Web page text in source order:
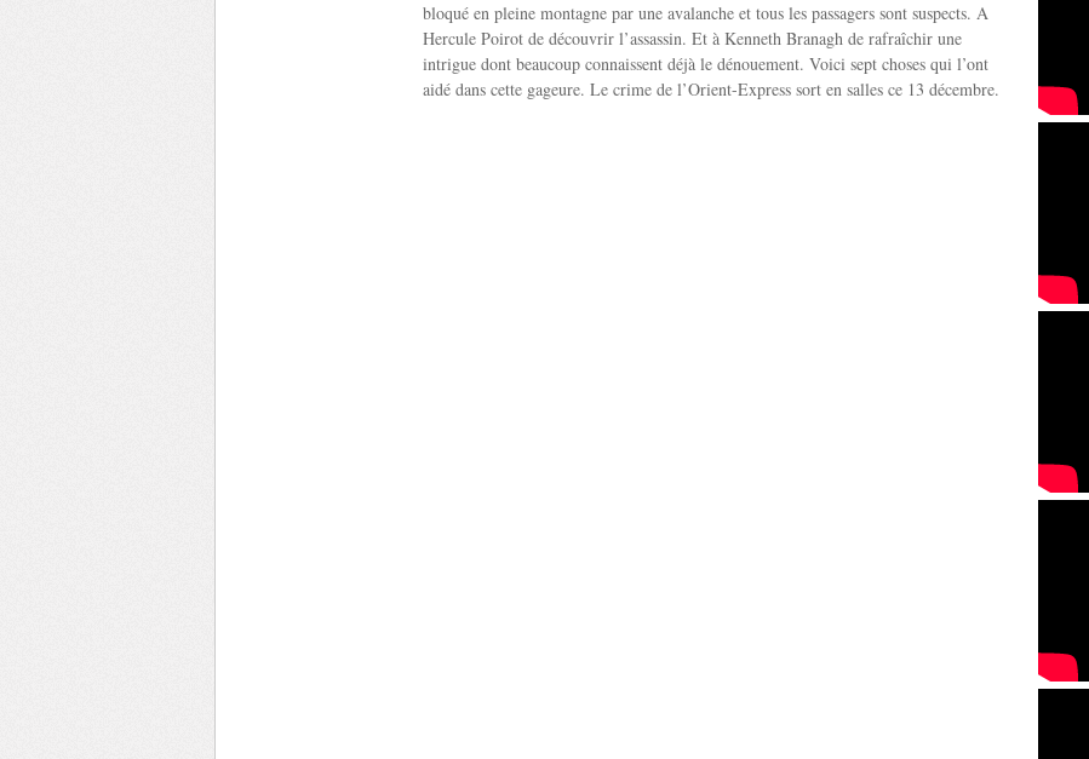
bloqué en pleine montagne par une avalanche et tous les passagers sont suspects. A
Hercule Poirot de découvrir l’assassin. Et à Kenneth Branagh de rafraîchir une
intrigue dont beaucoup connaissent déjà le dénouement. Voici sept choses qui l’ont
aidé dans cette gageure. Le crime de l’Orient-Express sort en salles ce 13 décembre.